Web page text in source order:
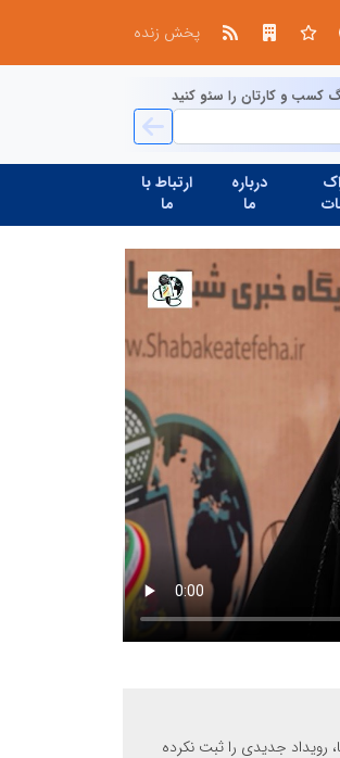
پخش زنده
کسب و کارتان را سئو کنید
درباره
ما
ارتباط با
ما
رویداد جدیدی را ثبت نکرده